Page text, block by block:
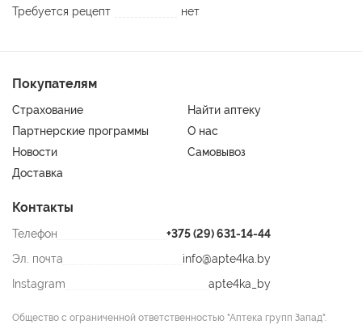
Требуется рецепт
нет
Покупателям
Страхование
Найти аптеку
Партнерские программы
О нас
Новости
Самовывоз
Доставка
Контакты
Телефон
+375 (29) 631-14-44
Эл. почта
info@apte4ka.by
Instagram
apte4ka_by
Общество с ограниченной ответственностью "Аптека групп Запад".